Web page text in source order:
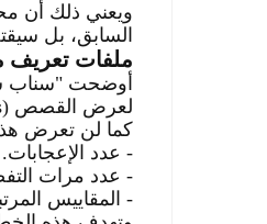
ويعني ذلك أن
السابق، بل
ملفات تعريف
أوضحت "سناب
لعرض القصص (Stories)
كما لن تعرض
- عدد الإعجابات.
- عدد مرات
- المقاييس